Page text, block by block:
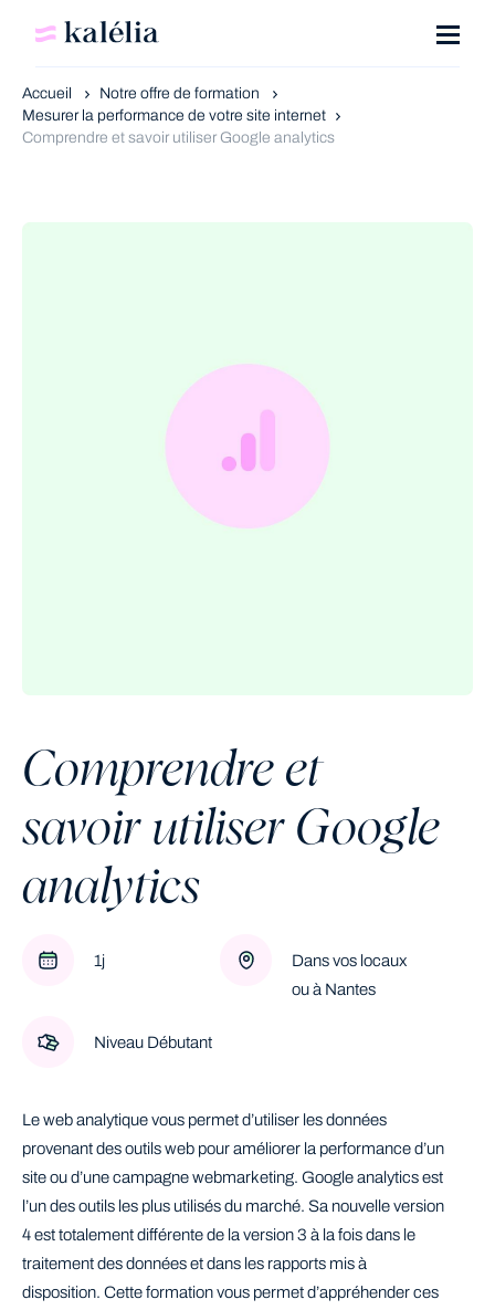
Accueil
Notre offre de formation
Mesurer la performance de votre site internet
Comprendre et savoir utiliser Google analytics
Comprendre et
savoir utiliser Google
analytics
1j
Dans vos locaux
ou à Nantes
Niveau Débutant
Le web analytique vous permet d’utiliser les données
provenant des outils web pour améliorer la performance d’un
site ou d’une campagne webmarketing. Google analytics est
l’un des outils les plus utilisés du marché. Sa nouvelle version
4 est totalement différente de la version 3 à la fois dans le
traitement des données et dans les rapports mis à
disposition. Cette formation vous permet d’appréhender ces